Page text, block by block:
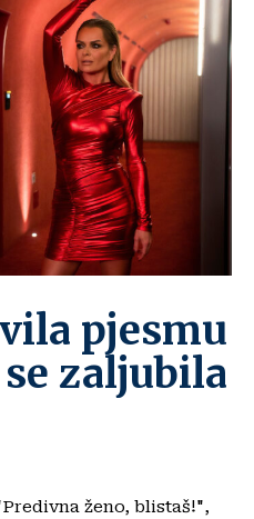
pjesmu
zaljubila
ženo, blistaš!",